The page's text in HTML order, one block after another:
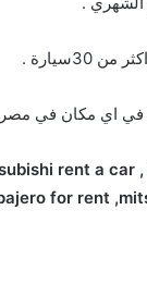
في اي مكان في
rent a car
for rent